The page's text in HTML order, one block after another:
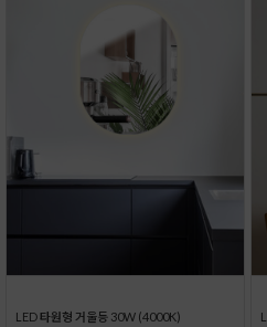
LED 타원형 거울등 30W (4000K)